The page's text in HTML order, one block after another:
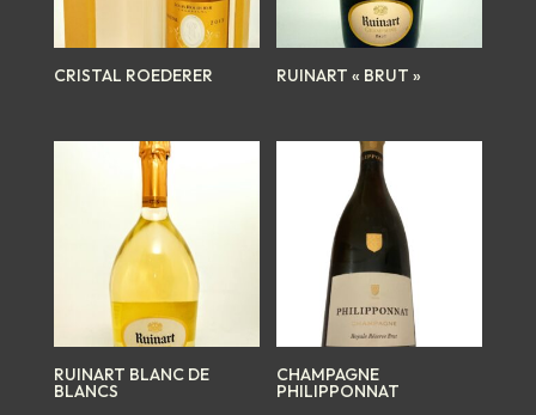
CRISTAL ROEDERER RUINART « BRUT »
RUINART BLANC DE
BLANCS
CHAMPAGNE
PHILIPPONNAT